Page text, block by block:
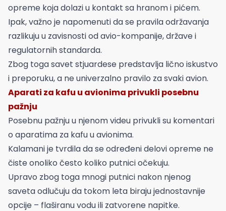
opreme koja dolazi u kontakt sa hranom i pićem.
Ipak, važno je napomenuti da se pravila održavanja
razlikuju u zavisnosti od avio-kompanije, države i
regulatornih standarda.
Zbog toga savet stjuardese predstavlja lično iskustvo
i preporuku, a ne univerzalno pravilo za svaki avion.
Aparati za kafu u avionima privukli posebnu
pažnju
Posebnu pažnju u njenom videu privukli su komentari
o aparatima za kafu u avionima.
Kalamani je tvrdila da se određeni delovi opreme ne
čiste onoliko često koliko putnici očekuju.
Upravo zbog toga mnogi putnici nakon njenog
saveta odlučuju da tokom leta biraju jednostavnije
opcije – flaširanu vodu ili zatvorene napitke.